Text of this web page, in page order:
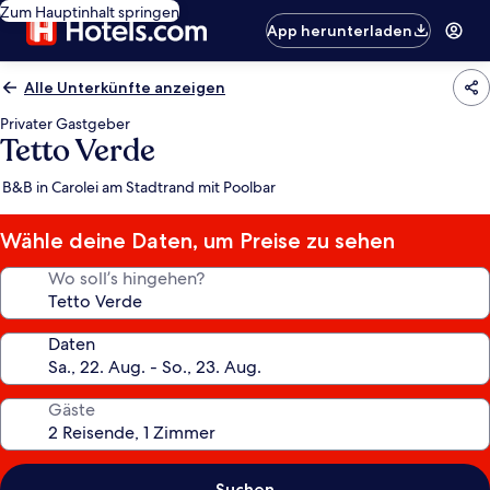
Zum Hauptinhalt springen
App herunterladen
Alle Unterkünfte anzeigen
Privater Gastgeber
Tetto Verde
B&B in Carolei am Stadtrand mit Poolbar
Wähle deine Daten, um Preise zu sehen
Wo soll’s hingehen?
Daten
Gäste